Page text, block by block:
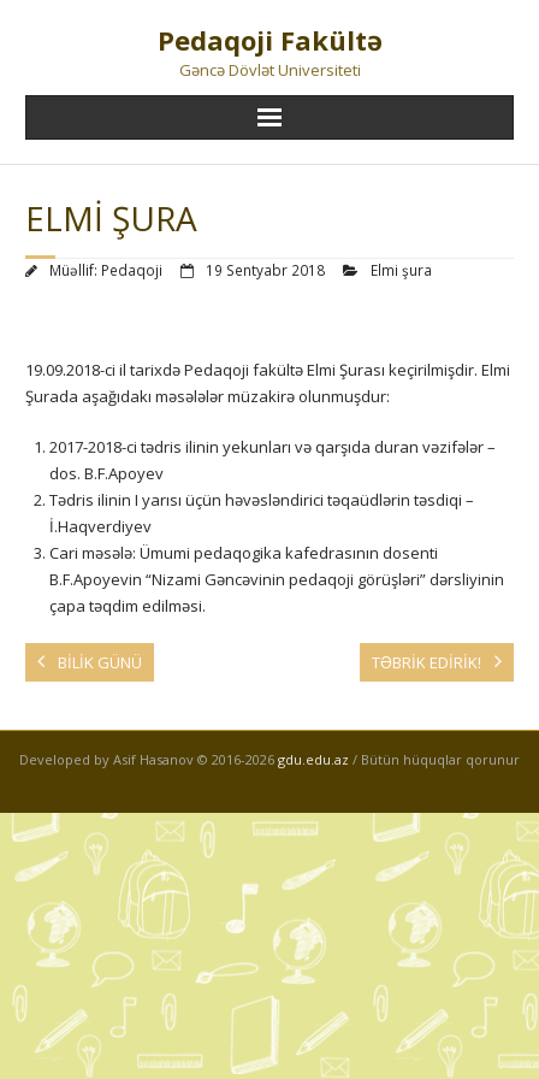
Pedaqoji Fakültə
Gəncə Dövlət Universiteti
ELMİ ŞURA
Müəllif: Pedaqoji 19 Sentyabr 2018 Elmi şura
19.09.2018-ci il tarixdə Pedaqoji fakültə Elmi Şurası keçirilmişdir. Elmi
Şurada aşağıdakı məsələlər müzakirə olunmuşdur:
2017-2018-ci tədris ilinin yekunları və qarşıda duran vəzifələr –
dos. B.F.Apoyev
Tədris ilinin I yarısı üçün həvəsləndirici təqaüdlərin təsdiqi –
İ.Haqverdiyev
Cari məsələ: Ümumi pedaqogika kafedrasının dosenti
B.F.Apoyevin “Nizami Gəncəvinin pedaqoji görüşləri” dərsliyinin
çapa təqdim edilməsi.
BİLİK GÜNÜ TƏBRİK EDİRİK!
Developed by Asif Hasanov © 2016-2026 gdu.edu.az / Bütün hüquqlar qorunur